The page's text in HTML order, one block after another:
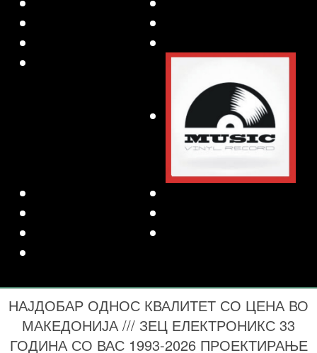
НАЈДОБАР ОДНОС КВАЛИТЕТ СО ЦЕНА ВО
МАКЕДОНИЈА /// ЗЕЦ ЕЛЕКТРОНИКС 33
ГОДИНА СО ВАС 1993-2026 ПРОЕКТИРАЊЕ